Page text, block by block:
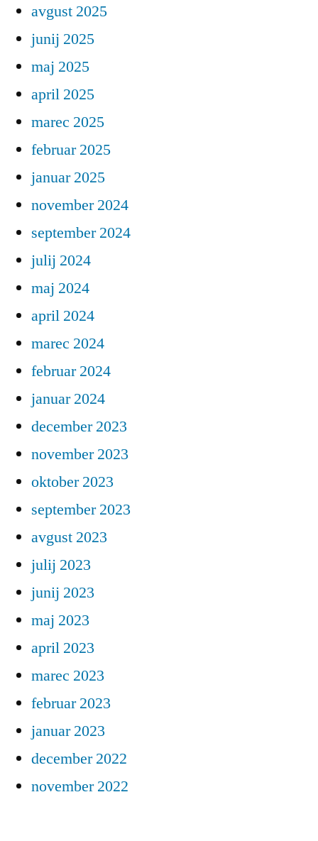
avgust 2025
junij 2025
maj 2025
april 2025
marec 2025
februar 2025
januar 2025
november 2024
september 2024
julij 2024
maj 2024
april 2024
marec 2024
februar 2024
januar 2024
december 2023
november 2023
oktober 2023
september 2023
avgust 2023
julij 2023
junij 2023
maj 2023
april 2023
marec 2023
februar 2023
januar 2023
december 2022
november 2022